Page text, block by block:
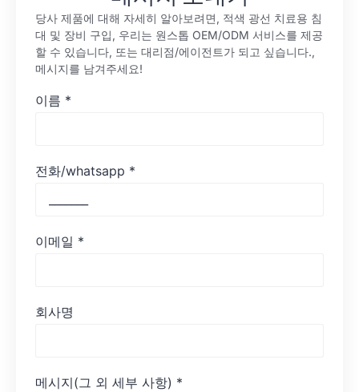
당사 제품에 대해 자세히 알아보려면, 적색 광선 치료용 침
대 및 장비 구입, 우리는 원스톱 OEM/ODM 서비스를 제공
할 수 있습니다, 또는 대리점/에이전트가 되고 싶습니다.,
메시지를 남겨주세요!
이름 *
전화/whatsapp *
이메일 *
회사명
메시지(그 외 세부 사항) *